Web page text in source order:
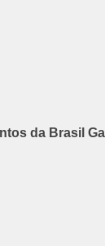
da Brasil